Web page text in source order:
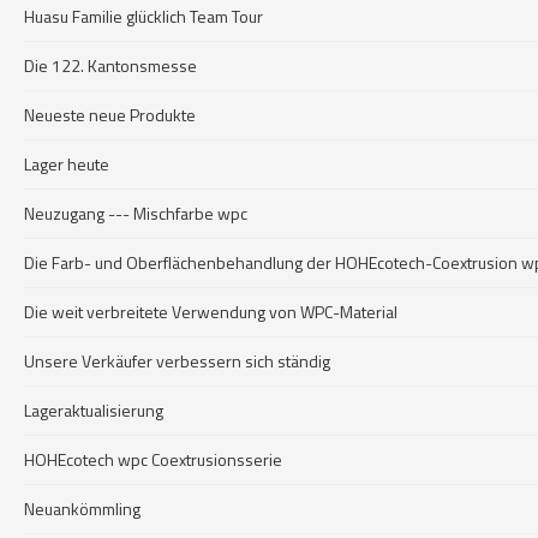
Huasu Familie glücklich Team Tour
Die 122. Kantonsmesse
Neueste neue Produkte
Lager heute
Neuzugang --- Mischfarbe wpc
Die Farb- und Oberflächenbehandlung der HOHEcotech-Coextrusion
Die weit verbreitete Verwendung von WPC-Material
Unsere Verkäufer verbessern sich ständig
Lageraktualisierung
HOHEcotech wpc Coextrusionsserie
Neuankömmling